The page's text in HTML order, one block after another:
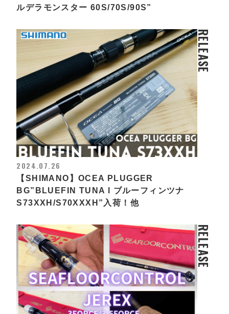
ルデラモンスター 60S/70S/90S”
RELEASE
2024.07.26
【SHIMANO】OCEA PLUGGER
BG”BLUEFIN TUNA l ブルーフィンツナ
S73XXH/S70XXXH”入荷！他
RELEASE